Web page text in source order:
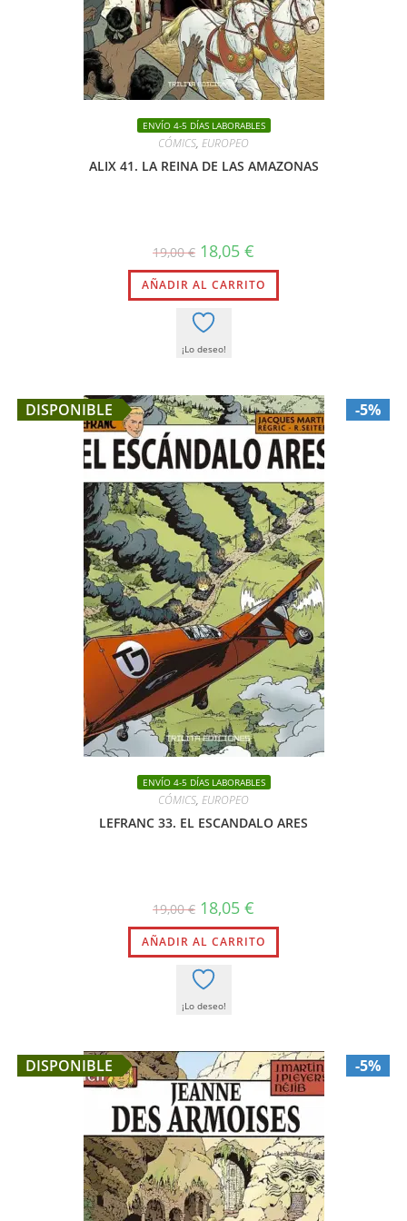
ENVÍO 4-5 DÍAS LABORABLES
CÓMICS, EUROPEO
ALIX 41. LA REINA DE LAS AMAZONAS
19,00€ El
precio
original
era:
19,00 €.
18,05 €
actual
es:
18,05 €.
AÑADIR AL CARRITO
¡Lo deseo!
DISPONIBLE -5%
ENVÍO 4-5 DÍAS LABORABLES
CÓMICS, EUROPEO
LEFRANC 33. EL ESCANDALO ARES
19,00€ El
precio
original
era:
19,00 €.
18,05 €
actual
es:
18,05 €.
AÑADIR AL CARRITO
¡Lo deseo!
DISPONIBLE -5%